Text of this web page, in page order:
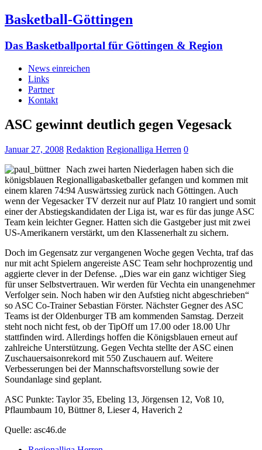
Basketball-Göttingen
Das Basketballportal für Göttingen & Region
News einreichen
Links
Partner
Kontakt
ASC gewinnt deutlich gegen Vegesack
Januar 27, 2008 Redaktion Regionalliga Herren 0
Nach zwei harten Niederlagen haben sich die
königsblauen Regionalligabasketballer gefangen und kommen mit
einem klaren 74:94 Auswärtssieg zurück nach Göttingen. Auch
wenn der Vegesacker TV derzeit nur auf Platz 10 rangiert und somit
einer der Abstiegskandidaten der Liga ist, war es für das junge ASC
Team kein leichter Gegner. Hatten sich die Gastgeber just mit zwei
US-Amerikanern verstärkt, um den Klassenerhalt zu sichern.
Doch im Gegensatz zur vergangenen Woche gegen Vechta, traf das
nur mit acht Spielern angereiste ASC Team sehr hochprozentig und
aggierte clever in der Defense. „Dies war ein ganz wichtiger Sieg
für unser Selbstvertrauen. Wir werden für Vechta ein unangenehmer
Verfolger sein. Noch haben wir den Aufstieg nicht abgeschrieben“
so ASC Co-Trainer Sebastian Förster. Nächster Gegner des ASC
Teams ist der Oldenburger TB am kommenden Samstag. Derzeit
steht noch nicht fest, ob der TipOff um 17.00 oder 18.00 Uhr
stattfinden wird. Allerdings hoffen die Königsblauen erneut auf
zahlreiche Unterstützung. Gegen Vechta stellte der ASC einen
Zuschauersaisonrekord mit 550 Zuschauern auf. Weitere
Verbesserungen bei der Mannschaftsvorstellung sowie der
Soundanlage sind geplant.
ASC Punkte: Taylor 35, Ebeling 13, Jörgensen 12, Voß 10,
Pflaumbaum 10, Büttner 8, Lieser 4, Haverich 2
Quelle: asc46.de